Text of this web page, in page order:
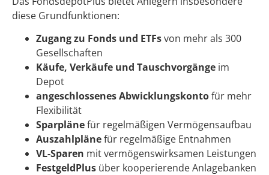
diese Grundfunktionen:
Zugang zu Fonds und ETFsvon mehr als 300
Gesellschaften
Käufe, Verkäufe und Tauschvorgänge im
Depot
angeschlossenes Abwicklungskontofür mehr
Flexibilität
Sparplänefür regelmäßigen Vermögensaufbau
Auszahlplänefür regelmäßige Entnahmen
VL-Sparen mit vermögenswirksamen Leistungen
FestgeldPlus über kooperierende Anlagebanken